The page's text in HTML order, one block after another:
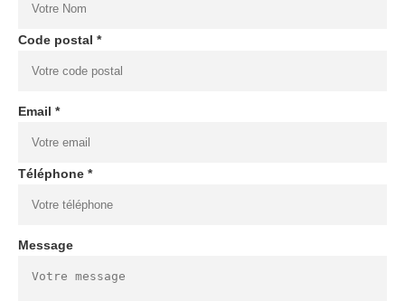
Code postal *
Email *
Téléphone *
Message